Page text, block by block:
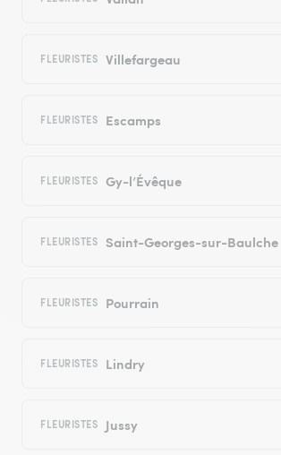
FLEURISTES Villefargeau
FLEURISTES Escamps
FLEURISTES Gy-l’Évêque
FLEURISTES Saint-Georges-sur-Baulche
FLEURISTES Pourrain
FLEURISTES Lindry
FLEURISTES Jussy